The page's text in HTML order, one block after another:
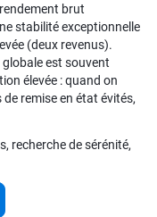
brut
stabilité exceptionnelle
(deux revenus).
est souvent
élevée : quand on
remise en état évités,
recherche de sérénité,